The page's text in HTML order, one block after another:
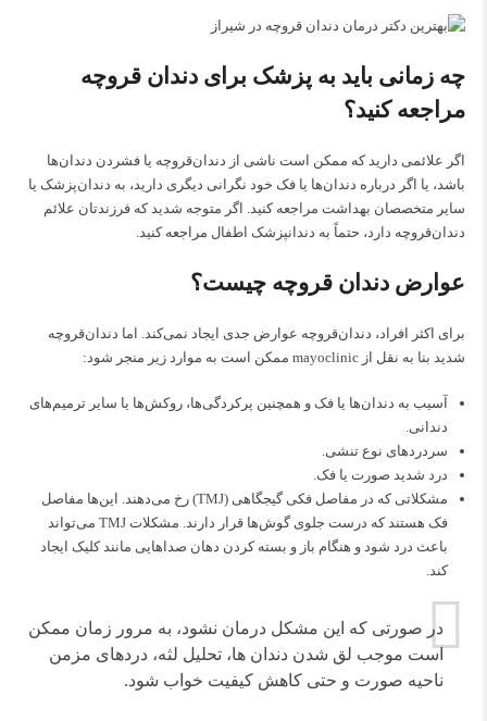
چه زمانی باید به پزشک برای دندان قروچه
مراجعه کنید؟
اگر علائمی دارید که ممکن است ناشی از دندان‌قروچه یا فشردن دندان‌ها
باشد، یا اگر درباره دندان‌ها یا فک خود نگرانی دیگری دارید، به دندان‌پزشک یا
سایر متخصصان بهداشت مراجعه کنید. اگر متوجه شدید که فرزندتان علائم
دندان‌قروچه دارد، حتماً به دندانپزشک اطفال مراجعه کنید.
عوارض دندان قروچه چیست؟
برای اکثر افراد، دندان‌قروچه عوارض جدی ایجاد نمی‌کند. اما دندان‌قروچه
شدید بنا به نقل از mayoclinic ممکن است به موارد زیر منجر شود:
آسیب به دندان‌ها یا فک و همچنین پرکردگی‌ها، روکش‌ها یا سایر ترمیم‌های
دندانی.
سردردهای نوع تنشی.
درد شدید صورت یا فک.
مشکلاتی که در مفاصل فکی گیجگاهی (TMJ) رخ می‌دهند. این‌ها مفاصل
فک هستند که درست جلوی گوش‌ها قرار دارند. مشکلات TMJ می‌تواند
باعث درد شود و هنگام باز و بسته کردن دهان صداهایی مانند کلیک ایجاد
کند.
در صورتی که این مشکل درمان نشود، به مرور زمان ممکن
است موجب لق شدن دندان‌ ها، تحلیل لثه، دردهای مزمن
ناحیه صورت و حتی کاهش کیفیت خواب شود.